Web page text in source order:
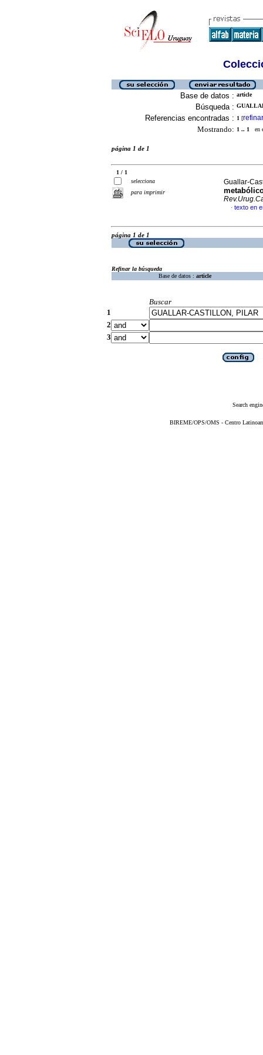
Base de datos : article
Búsqueda :
Referencias encontradas : 1 [refinar
Mostrando: 1 .. 1 en
página 1 de 1
1 / 1
selecciona
para imprimir
Guallar-
· texto en
página 1 de 1
Refinar la búsqueda
Base de datos : article
Buscar
1
2
3
Search
BIREME/OPS/OMS - Centro